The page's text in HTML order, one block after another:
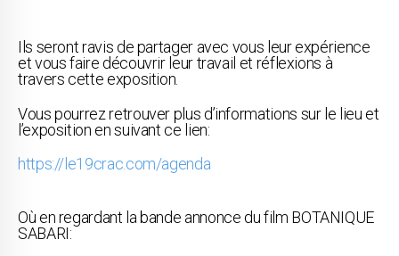
Ils seront ravis de partager avec vous leur expérience
et vous faire découvrir leur travail et réflexions à
travers cette exposition.
Vous pourrez retrouver plus d’informations sur le lieu et
l’exposition en suivant ce lien:
https://le19crac.com/agenda
Où en regardant la bande annonce du film BOTANIQUE
SABARI: